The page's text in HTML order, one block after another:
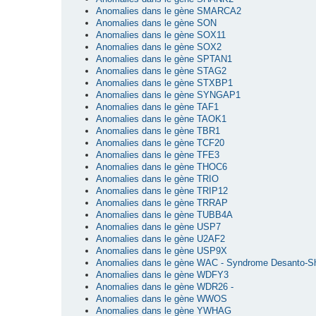
Anomalies dans le gène SMARCA2
Anomalies dans le gène SON
Anomalies dans le gène SOX11
Anomalies dans le gène SOX2
Anomalies dans le gène SPTAN1
Anomalies dans le gène STAG2
Anomalies dans le gène STXBP1
Anomalies dans le gène SYNGAP1
Anomalies dans le gène TAF1
Anomalies dans le gène TAOK1
Anomalies dans le gène TBR1
Anomalies dans le gène TCF20
Anomalies dans le gène TFE3
Anomalies dans le gène THOC6
Anomalies dans le gène TRIO
Anomalies dans le gène TRIP12
Anomalies dans le gène TRRAP
Anomalies dans le gène TUBB4A
Anomalies dans le gène USP7
Anomalies dans le gène U2AF2
Anomalies dans le gène USP9X
Anomalies dans le gène WAC - Syndrome Desanto-
Anomalies dans le gène WDFY3
Anomalies dans le gène WDR26 -
Anomalies dans le gène WWOS
Anomalies dans le gène YWHAG